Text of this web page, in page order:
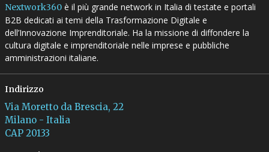
Nextwork360è il più grande network in Italia di testate e portali
B2B dedicati ai temi della Trasformazione Digitale e
dell’Innovazione Imprenditoriale. Ha la missione di diffondere la
cultura digitale e imprenditoriale nelle imprese e pubbliche
amministrazioni italiane.
Indirizzo
Via Moretto da Brescia, 22
Milano - Italia
CAP 20133